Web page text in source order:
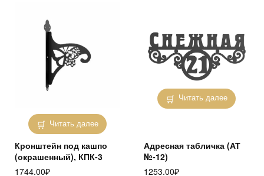
Читать далее
Кронштейн под кашпо
(окрашенный), КПК-3
1744.00₽
Читать далее
Адресная табличка (АТ
№-12)
1253.00₽